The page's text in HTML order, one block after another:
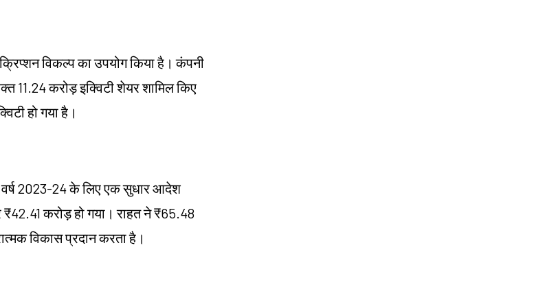
विकल्प का उपयोग किया है। कंपनी
11.24 करोड़ इक्विटी शेयर शामिल किए
हो गया है।
2023-24 के लिए एक सुधार आदेश
करोड़ हो गया। राहत ने ₹65.48
विकास प्रदान करता है।